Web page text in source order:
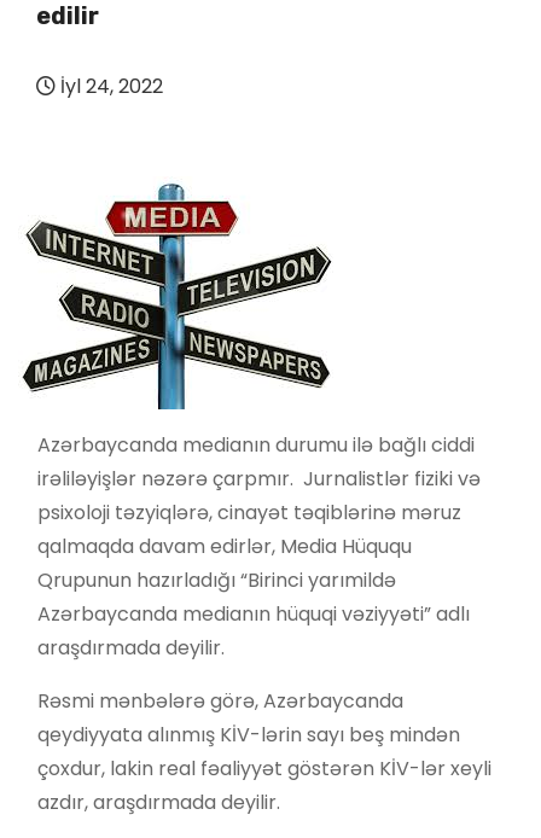
edilir
İyl 24, 2022
Azərbaycanda medianın durumu ilə bağlı ciddi
irəliləyişlər nəzərə çarpmır. Jurnalistlər fiziki və
psixoloji təzyiqlərə, cinayət təqiblərinə məruz
qalmaqda davam edirlər, Media Hüququ
Qrupunun hazırladığı “Birinci yarımildə
Azərbaycanda medianın hüquqi vəziyyəti” adlı
araşdırmada deyilir.
Rəsmi mənbələrə görə, Azərbaycanda
qeydiyyata alınmış KİV-lərin sayı beş mindən
çoxdur, lakin real fəaliyyət göstərən KİV-lər xeyli
azdır, araşdırmada deyilir.